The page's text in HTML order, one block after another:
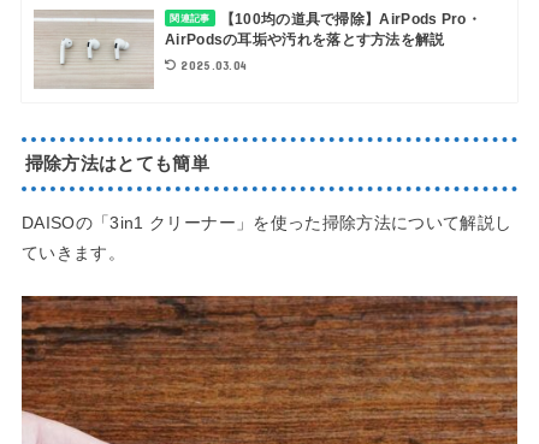
関連記事
【100均の道具で掃除】AirPods Pro・
AirPodsの耳垢や汚れを落とす方法を解説
2025.03.04
掃除方法はとても簡単
DAISOの「3in1 クリーナー」を使った掃除方法について解説し
ていきます。